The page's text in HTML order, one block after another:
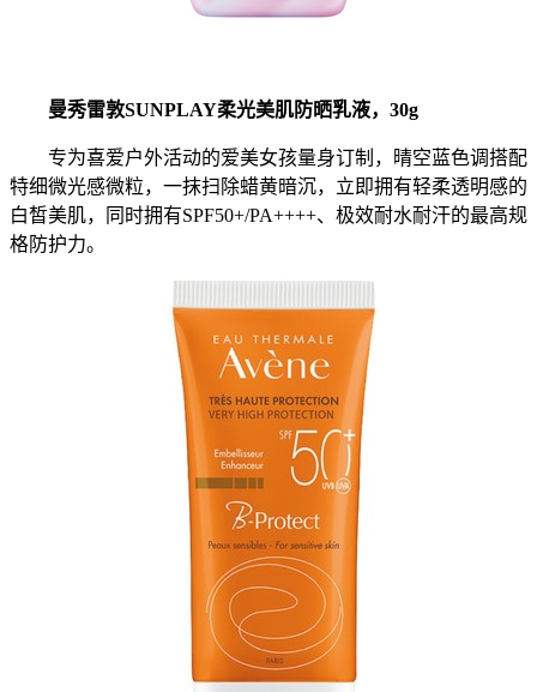
曼秀雷敦SUNPLAY柔光美肌防晒乳液，30g
专为喜爱户外活动的爱美女孩量身订制，晴空蓝色调搭配
特细微光感微粒，一抹扫除蜡黄暗沉，立即拥有轻柔透明感的
白皙美肌，同时拥有SPF50+/PA++++、极效耐水耐汗的最高规
格防护力。